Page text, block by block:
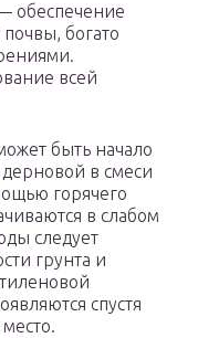
обеспечение
богато
всей
быть начало
в смеси
горячего
в слабом
следует
грунта и
спустя